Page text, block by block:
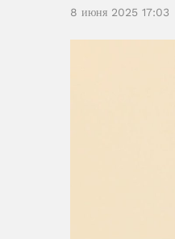
8 июня 2025 17:03